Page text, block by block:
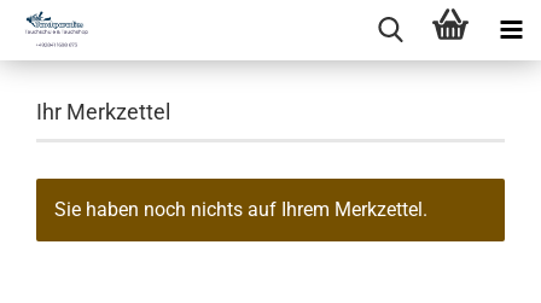
Ihr Merkzettel
Sie haben noch nichts auf Ihrem Merkzettel.